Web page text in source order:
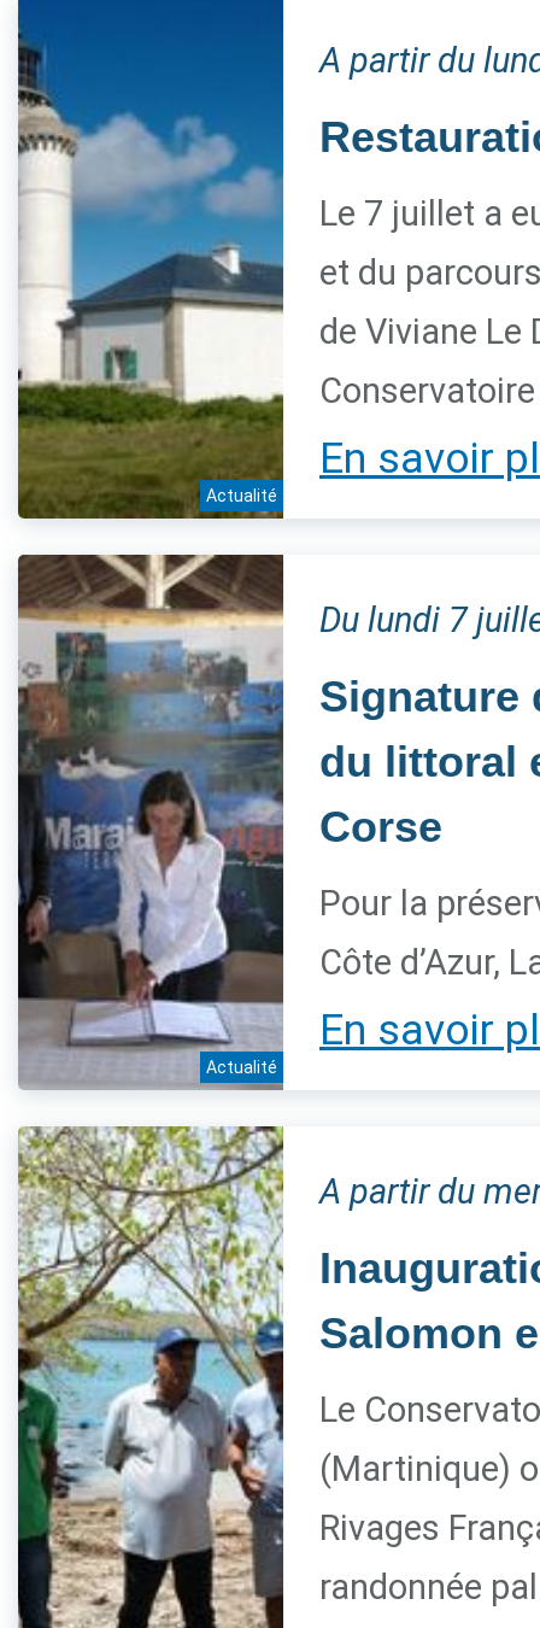
Actualité
A partir du
Le 7 juillet a
et du
de Viviane Le
En savoir
Actualité
Du lundi 7
Signature
du littoral
Corse
Pour la
Côte d’Azur,
En savoir
A partir du
Salomon
Le
(Martinique)
Rivages
randonnée